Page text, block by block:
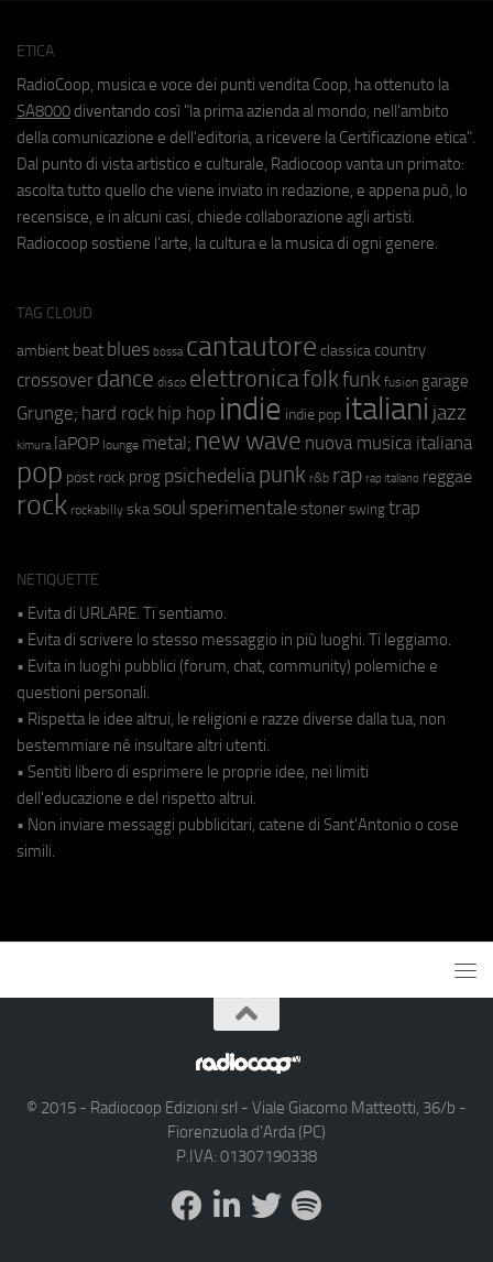
ETICA
RadioCoop, musica e voce dei punti vendita Coop, ha ottenuto la
SA8000 diventando così "la prima azienda al mondo, nell'ambito
della comunicazione e dell'editoria, a ricevere la Certificazione etica".
Dal punto di vista artistico e culturale, Radiocoop vanta un primato:
ascolta tutto quello che viene inviato in redazione, e appena può, lo
recensisce, e in alcuni casi, chiede collaborazione agli artisti.
Radiocoop sostiene l'arte, la cultura e la musica di ogni genere.
TAG CLOUD
ambient beat blues bossa cantautore classica country
crossover dance disco elettronicafolkfunk fusion garage
Grunge; hard rock hip hop indie indie pop italiani jazz
kimura laPOP lounge metal; new wave nuova musica italiana
pop post rock prog psichedeliapunk r&b rap rap italiano reggae
rock rockabilly ska soul sperimentale stoner swing trap
NETIQUETTE
• Evita di URLARE. Ti sentiamo.
• Evita di scrivere lo stesso messaggio in più luoghi. Ti leggiamo.
• Evita in luoghi pubblici (forum, chat, community) polemiche e
questioni personali.
• Rispetta le idee altrui, le religioni e razze diverse dalla tua, non
bestemmiare né insultare altri utenti.
• Sentiti libero di esprimere le proprie idee, nei limiti
dell'educazione e del rispetto altrui.
• Non inviare messaggi pubblicitari, catene di Sant'Antonio o cose
simili.
© 2015 - Radiocoop Edizioni srl - Viale Giacomo Matteotti, 36/b -
Fiorenzuola d'Arda (PC)
P.IVA: 01307190338